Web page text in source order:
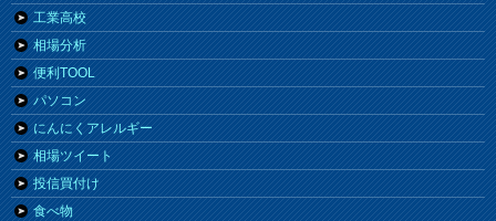
工業高校
相場分析
便利TOOL
パソコン
にんにくアレルギー
相場ツイート
投信買付け
食べ物